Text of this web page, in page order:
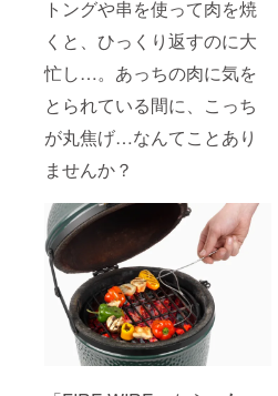
トングや串を使って肉を焼
くと、ひっくり返すのに大
忙し…。あっちの肉に気を
とられている間に、こっち
が丸焦げ…なんてことあり
ませんか？